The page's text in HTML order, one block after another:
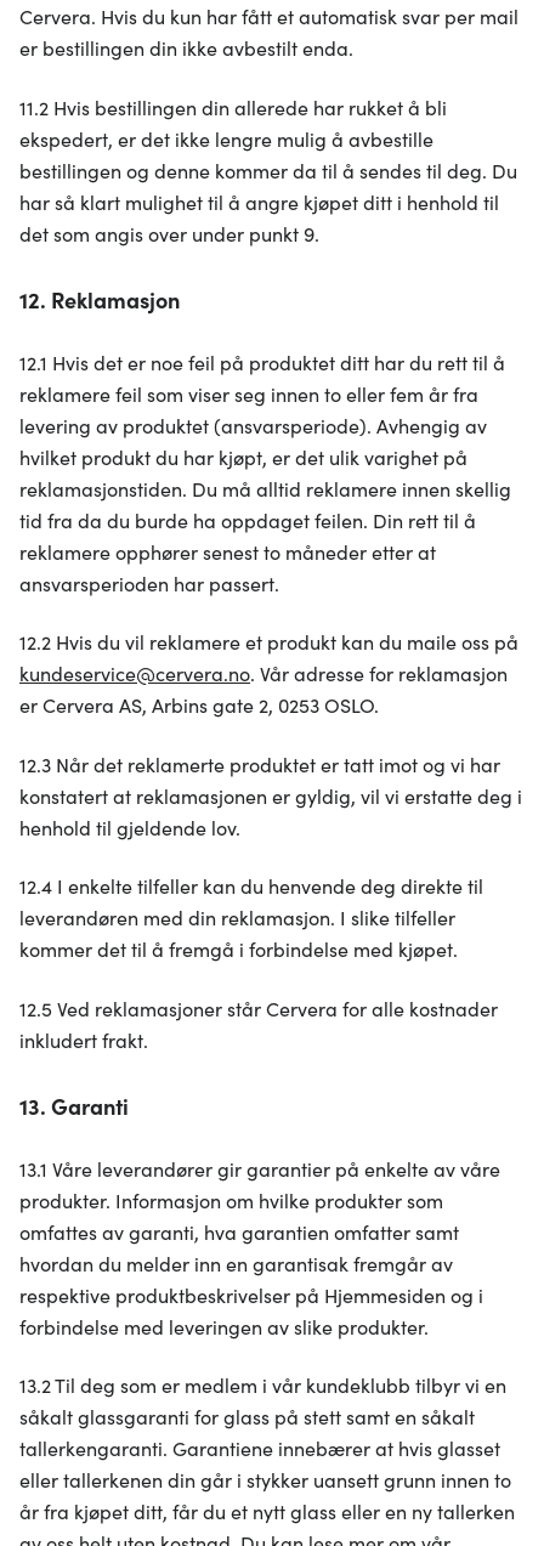
Cervera. Hvis du kun har fått et automatisk svar per mail
er bestillingen din ikke avbestilt enda.
11.2 Hvis bestillingen din allerede har rukket å bli
ekspedert, er det ikke lengre mulig å avbestille
bestillingen og denne kommer da til å sendes til deg. Du
har så klart mulighet til å angre kjøpet ditt i henhold til
det som angis over under punkt 9.
12. Reklamasjon
12.1 Hvis det er noe feil på produktet ditt har du rett til å
reklamere feil som viser seg innen to eller fem år fra
levering av produktet (ansvarsperiode). Avhengig av
hvilket produkt du har kjøpt, er det ulik varighet på
reklamasjonstiden. Du må alltid reklamere innen skellig
tid fra da du burde ha oppdaget feilen. Din rett til å
reklamere opphører senest to måneder etter at
ansvarsperioden har passert.
12.2 Hvis du vil reklamere et produkt kan du maile oss på
kundeservice@cervera.no. Vår adresse for reklamasjon
er Cervera AS, Arbins gate 2, 0253 OSLO.
12.3 Når det reklamerte produktet er tatt imot og vi har
konstatert at reklamasjonen er gyldig, vil vi erstatte deg i
henhold til gjeldende lov.
12.4 I enkelte tilfeller kan du henvende deg direkte til
leverandøren med din reklamasjon. I slike tilfeller
kommer det til å fremgå i forbindelse med kjøpet.
12.5 Ved reklamasjoner står Cervera for alle kostnader
inkludert frakt.
13. Garanti
13.1 Våre leverandører gir garantier på enkelte av våre
produkter. Informasjon om hvilke produkter som
omfattes av garanti, hva garantien omfatter samt
hvordan du melder inn en garantisak fremgår av
respektive produktbeskrivelser på Hjemmesiden og i
forbindelse med leveringen av slike produkter.
13.2 Til deg som er medlem i vår kundeklubb tilbyr vi en
såkalt glassgaranti for glass på stett samt en såkalt
tallerkengaranti. Garantiene innebærer at hvis glasset
eller tallerkenen din går i stykker uansett grunn innen to
år fra kjøpet ditt, får du et nytt glass eller en ny tallerken